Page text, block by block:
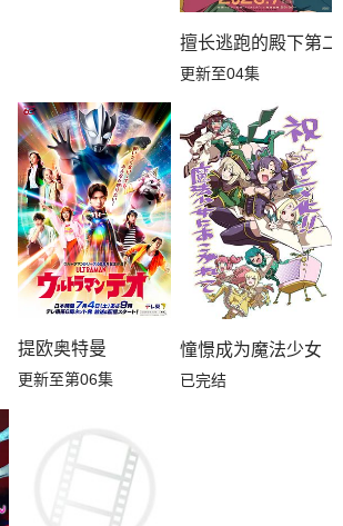
擅长逃跑的殿下第二
更新至04集
提欧奥特曼
更新至第06集
憧憬成为魔法少女
已完结